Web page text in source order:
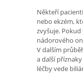
Někteří
nebo ekzém,
zvyšuje.
nádorového
V dalším
a další
léčby vede